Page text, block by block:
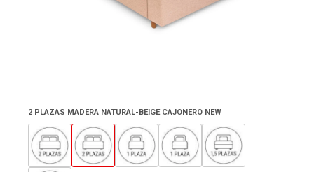
2 PLAZAS MADERA NATURAL-BEIGE CAJONERO NEW